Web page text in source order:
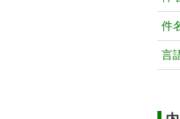
件
言